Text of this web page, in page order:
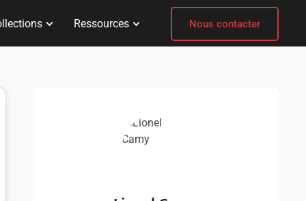
Ressources Nous contacter